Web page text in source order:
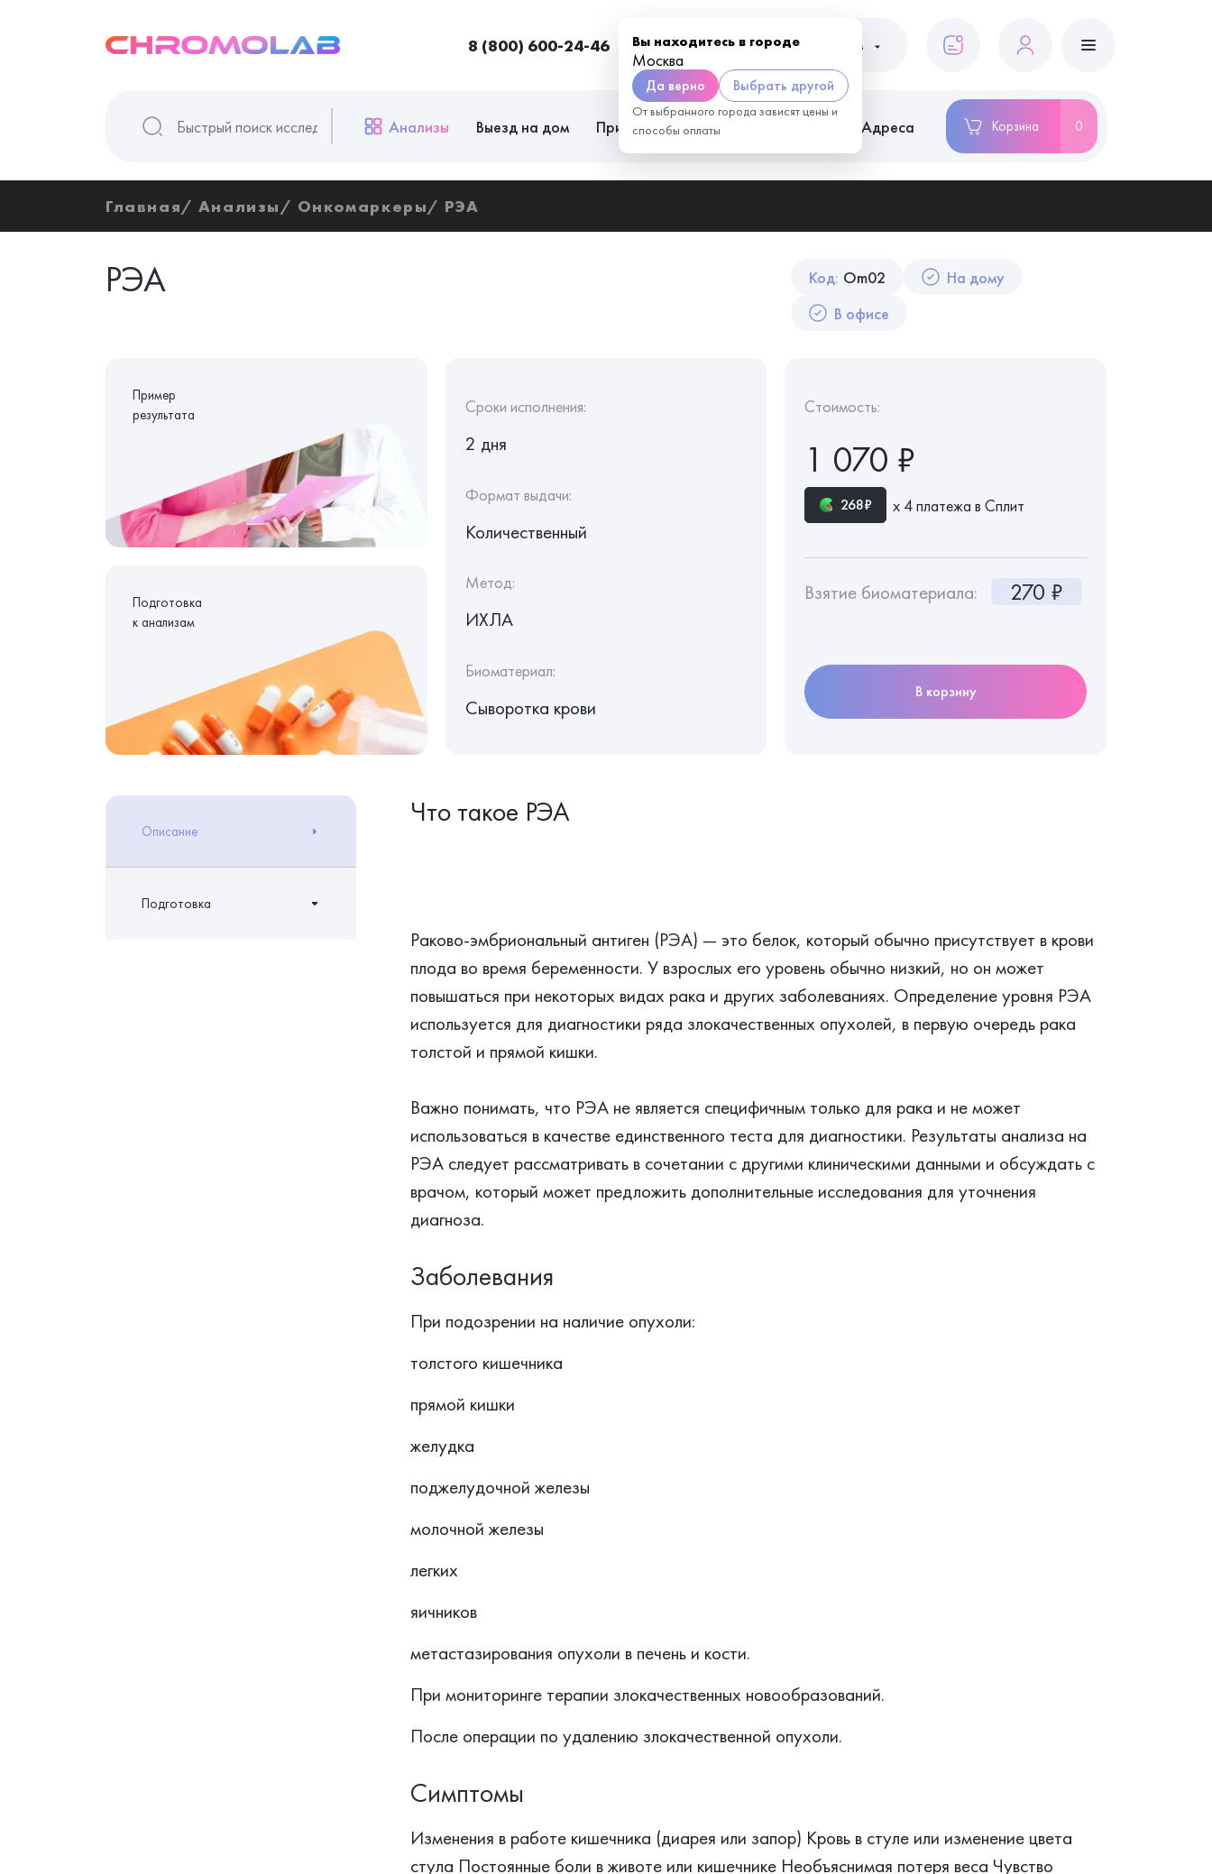
8 (800) 600-24-46 Вы находитесь в городе
Москва
Да верно Выбрать другой
От выбранного города зависят цены и
способы оплаты
Москва Пациентам
Анализы Выезд на дом Приём врачей Адреса Корзина 0
Главная Анализы Онкомаркеры РЭА
Код: Om02
На дому
В офисе
РЭА
Пример
результата
Подготовка
к анализам
Сроки исполнения:
2 дня
Формат выдачи:
Количественный
Метод:
ИХЛА
Биоматериал:
Сыворотка крови
Стоимость:
1 070 ₽
268₽ х 4 платежа в Сплит
Взятие биоматериала: 270 ₽
В корзину
Описание
Подготовка
Что такое РЭА
Раково-эмбриональный антиген (РЭА) — это белок, который обычно присутствует в крови
плода во время беременности. У взрослых его уровень обычно низкий, но он может
повышаться при некоторых видах рака и других заболеваниях. Определение уровня РЭА
используется для диагностики ряда злокачественных опухолей, в первую очередь рака
толстой и прямой кишки.
Важно понимать, что РЭА не является специфичным только для рака и не может
использоваться в качестве единственного теста для диагностики. Результаты анализа на
РЭА следует рассматривать в сочетании с другими клиническими данными и обсуждать с
врачом, который может предложить дополнительные исследования для уточнения
диагноза.
Заболевания
При подозрении на наличие опухоли:
толстого кишечника
прямой кишки
желудка
поджелудочной железы
молочной железы
легких
яичников
метастазирования опухоли в печень и кости.
При мониторинге терапии злокачественных новообразований.
После операции по удалению злокачественной опухоли.
Симптомы
Изменения в работе кишечника (диарея или запор) Кровь в стуле или изменение цвета
стула Постоянные боли в животе или кишечнике Необъяснимая потеря веса Чувство